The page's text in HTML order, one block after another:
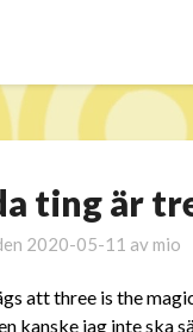
ting är
2020-05-11 av mio
att three is the
kanske jag inte ska